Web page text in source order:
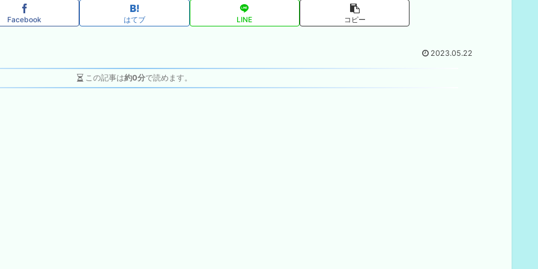
Facebook はてブ LINE コピー
2023.05.22
この記事は約0分で読めます。